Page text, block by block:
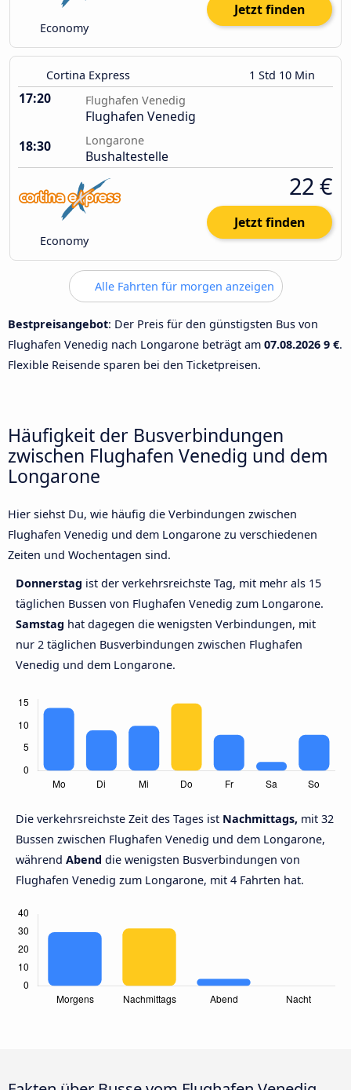
Economy
Jetzt finden
Cortina Express 1 Std 10 Min
17:20 Flughafen Venedig
Flughafen Venedig
18:30
Longarone
Bushaltestelle
Economy
22 €
Jetzt finden
Alle Fahrten für morgen anzeigen
Bestpreisangebot: Der Preis für den günstigsten Bus von
Flughafen Venedig nach Longarone beträgt am 07.08.2026 9 €.
Flexible Reisende sparen bei den Ticketpreisen.
Häufigkeit der Busverbindungen
zwischen Flughafen Venedig und dem
Longarone
Hier siehst Du, wie häufig die Verbindungen zwischen
Flughafen Venedig und dem Longarone zu verschiedenen
Zeiten und Wochentagen sind.
Donnerstag ist der verkehrsreichste Tag, mit mehr als 15
täglichen Bussen von Flughafen Venedig zum Longarone.
Samstag hat dagegen die wenigsten Verbindungen, mit
nur 2 täglichen Busverbindungen zwischen Flughafen
Venedig und dem Longarone.
Die verkehrsreichste Zeit des Tages ist Nachmittags, mit 32
Bussen zwischen Flughafen Venedig und dem Longarone,
während Abend die wenigsten Busverbindungen von
Flughafen Venedig zum Longarone, mit 4 Fahrten hat.